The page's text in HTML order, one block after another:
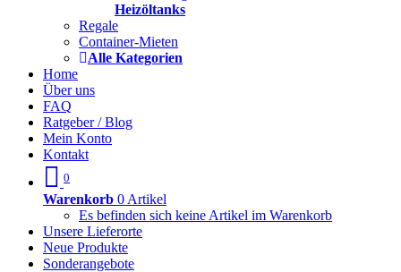
Heizöltanks
Regale
Container-Mieten
Alle Kategorien
Home
Über uns
FAQ
Ratgeber / Blog
Mein Konto
Kontakt
0
Warenkorb 0 Artikel
Es befinden sich keine Artikel im Warenkorb
Unsere Lieferorte
Neue Produkte
Sonderangebote